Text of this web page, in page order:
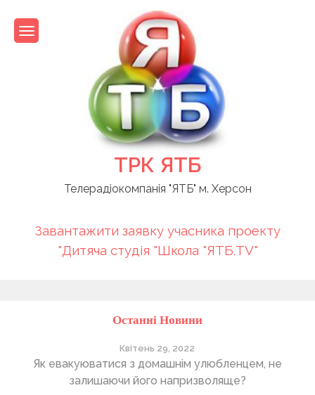
content
ТРК ЯТБ
Телерадіокомпанія "ЯТБ" м. Херсон
Завантажити заявку учасника проекту
"Дитяча студія "Школа "ЯТБ.TV"
Останні Новини
Квітень 29, 2022
Як евакуюватися з домашнім улюбленцем, не
залишаючи його напризволяще?